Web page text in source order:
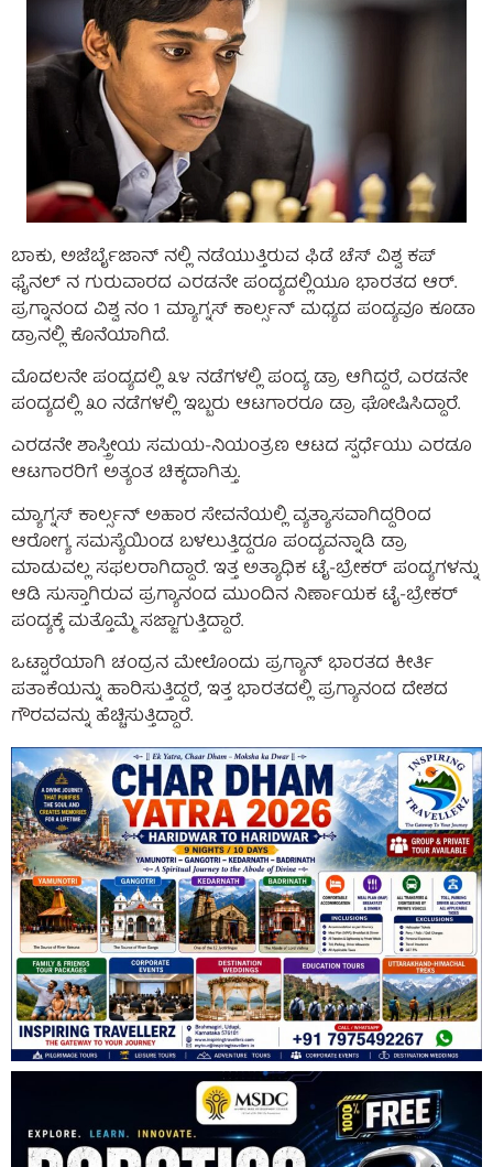
ಬಾಕು, ಅಜೆರ್ಬೈಜಾನ್ ನಲ್ಲಿ ನಡೆಯುತ್ತಿರುವ ಫಿಡೆ ಚೆಸ್ ವಿಶ್ವ ಕಪ್
ಫೈನಲ್ ನ ಗುರುವಾರದ ಎರಡನೇ ಪಂದ್ಯದಲ್ಲಿಯೂ ಭಾರತದ ಆರ್.
ಪ್ರಗ್ನಾನಂದ ವಿಶ್ವ ನಂ 1 ಮ್ಯಾಗ್ನಸ್ ಕಾರ್ಲ್ಸನ್ ಮಧ್ಯದ ಪಂದ್ಯವೂ ಕೂಡಾ
ಡ್ರಾನಲ್ಲಿ ಕೊನೆಯಾಗಿದೆ.
ಮೊದಲನೇ ಪಂದ್ಯದಲ್ಲಿ ೩೪ ನಡೆಗಳಲ್ಲಿ ಪಂದ್ಯ ಡ್ರಾ ಆಗಿದ್ದರೆ, ಎರಡನೇ
ಪಂದ್ಯದಲ್ಲಿ ೩೦ ನಡೆಗಳಲ್ಲಿ ಇಬ್ಬರು ಆಟಗಾರರೂ ಡ್ರಾ ಘೋಷಿಸಿದ್ದಾರೆ.
ಎರಡನೇ ಶಾಸ್ತ್ರೀಯ ಸಮಯ-ನಿಯಂತ್ರಣ ಆಟದ ಸ್ಪರ್ಧೆಯು ಎರಡೂ
ಆಟಗಾರರಿಗೆ ಅತ್ಯಂತ ಚಿಕ್ಕದಾಗಿತ್ತು.
ಮ್ಯಾಗ್ನಸ್ ಕಾರ್ಲ್ಸನ್ ಅಹಾರ ಸೇವನೆಯಲ್ಲಿ ವ್ಯತ್ಯಾಸವಾಗಿದ್ದರಿಂದ
ಆರೋಗ್ಯ ಸಮಸ್ಯೆಯಿಂಡ ಬಳಲುತ್ತಿದ್ದರೂ ಪಂದ್ಯವನ್ನಾಡಿ ಡ್ರಾ
ಮಾಡುವಲ್ಲ ಸಫಲರಾಗಿದ್ದಾರೆ. ಇತ್ತ ಅತ್ಯಾಧಿಕ ಟೈ-ಬ್ರೇಕರ್ ಪಂದ್ಯಗಳನ್ನು
ಆಡಿ ಸುಸ್ತಾಗಿರುವ ಪ್ರಗ್ಯಾನಂದ ಮುಂದಿನ ನಿರ್ಣಾಯಕ ಟೈ-ಬ್ರೇಕರ್
ಪಂದ್ಯಕ್ಕೆ ಮತ್ತೊಮ್ಮೆ ಸಜ್ಜಾಗುತ್ತಿದ್ದಾರೆ.
ಒಟ್ಟಾರೆಯಾಗಿ ಚಂದ್ರನ ಮೇಲೊಂದು ಪ್ರಗ್ಯಾನ್ ಭಾರತದ ಕೀರ್ತಿ
ಪತಾಕೆಯನ್ನು ಹಾರಿಸುತ್ತಿದ್ದರೆ, ಇತ್ತ ಭಾರತದಲ್ಲಿ ಪ್ರಗ್ಯಾನಂದ ದೇಶದ
ಗೌರವವನ್ನು ಹೆಚ್ಚಿಸುತ್ತಿದ್ದಾರೆ.